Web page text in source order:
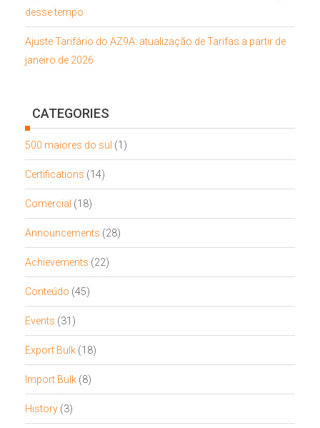
desse tempo
Ajuste Tarifário do AZ9A: atualização de Tarifas a partir de
janeiro de 2026
CATEGORIES
500 maiores do sul (1)
Certifications (14)
Comercial (18)
Announcements (28)
Achievements (22)
Conteúdo (45)
Events (31)
Export Bulk (18)
Import Bulk (8)
History (3)